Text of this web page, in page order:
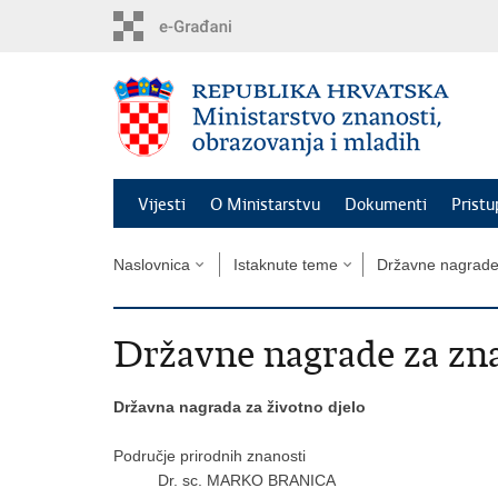
Vijesti O Ministarstvu Dokumenti
Naslovnica Istaknute teme Državne nagrade
Državne nagrade za
Državna nagrada za životno djelo
Područje prirodnih znanosti
Dr. sc. MARKO BRANICA